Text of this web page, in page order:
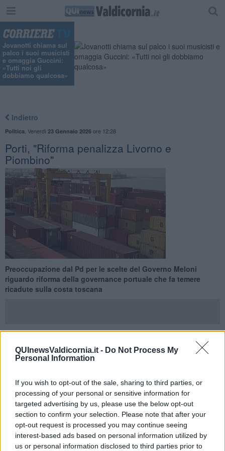
QUInewsValdicornia.it - Do Not Process My
Personal Information
If you wish to opt-out of the sale, sharing to third parties, or
processing of your personal or sensitive information for
targeted advertising by us, please use the below opt-out
section to confirm your selection. Please note that after your
opt-out request is processed you may continue seeing
interest-based ads based on personal information utilized by
us or personal information disclosed to third parties prior to
Jovanotti chiama sul
palco i suoi musicisti
e omaggia Guccini:
«Tutti noi gli
dobbiamo qualcosa»
Indietro
Politica Venerdì 23 Gennaio 2026ore 12:28
Porti, "Riforma penalizza Livorno e
Piombino"
Preoccupazione dal Pd per le scelte del Governo Meloni
riguardo riforma della governance portuale che fa temere
ricadute sulla costa toscana
PROVINCIA DI LIVORNO —"La riforma della governance portuale
approvata dal governo rischia di
toscana. Dai dati Assoporti sui bilanci 2024 emerge che l’Autorità di
sistema portuale del Mar Tirreno Settentrionaleperderebbe circa
20 milioni di euro, risorse che oggi restano sul territorio e che
verrebbero invece trasferite alla nuova società centrale Porti d’Italia
Spa". A segnalarlo Alessandro Franchi, consigliere regionale della
Toscana del Partito Democratico, e Marco Simiani, deputato Pd.
"Parliamo di una quota rilevantissima delle entrate dell’Autorità di